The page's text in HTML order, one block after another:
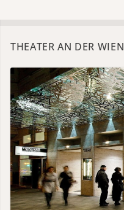
THEATER AN DER WIEN